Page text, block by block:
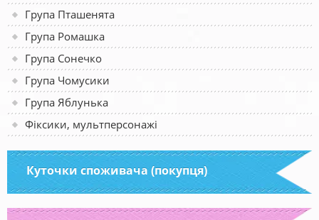
Група Пташенята
Група Ромашка
Група Сонечко
Група Чомусики
Група Яблунька
Фіксики, мультперсонажі
Куточки споживача (покупця)